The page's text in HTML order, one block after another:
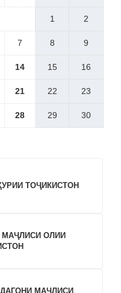
1 2
7 8 9
14 15 16
21 22 23
28 29 30
ТОҶИКИСТОН
ОЛИИ
МАҶЛИСИ